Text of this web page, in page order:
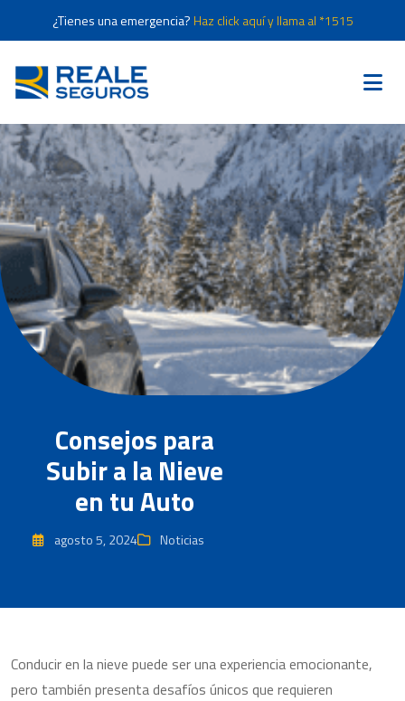
¿Tienes una emergencia? Haz click aquí y llama al *1515
Consejos para
Subir a la Nieve
en tu Auto
agosto 5, 2024 Noticias
Conducir en la nieve puede ser una experiencia emocionante,
pero también presenta desafíos únicos que requieren